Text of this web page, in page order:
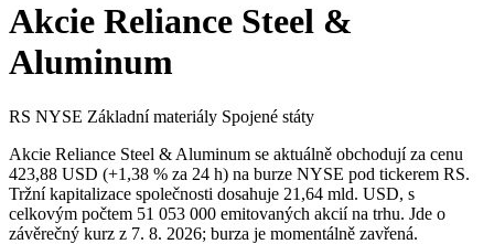
Akcie Reliance Steel &
Aluminum
RS NYSE Základní materiály Spojené státy
Akcie Reliance Steel & Aluminum se aktuálně obchodují za cenu
423,88 USD (+1,38 % za 24 h) na burze NYSE pod tickerem RS.
Tržní kapitalizace společnosti dosahuje 21,64 mld. USD, s
celkovým počtem 51 053 000 emitovaných akcií na trhu. Jde o
závěrečný kurz z 7. 8. 2026; burza je momentálně zavřená.